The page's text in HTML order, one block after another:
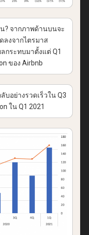
? จากภาพด้านบนจะ
ลงจากไตรมาส
กระทบมาตั้งแต่ Q1
ของ Airbnb
บอย่างรวดเร็วใน Q3
ใน Q1 2021